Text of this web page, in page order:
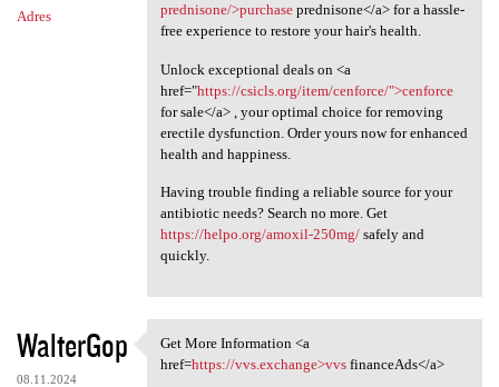
Adres
prednisone/>purchaseprednisone</a> for a hassle-
free experience to restore your hair's health.
Unlock exceptional deals on <a
href="https://csicls.org/item/cenforce/">cenforce
for sale</a> , your optimal choice for removing
erectile dysfunction. Order yours now for enhanced
health and happiness.
Having trouble finding a reliable source for your
antibiotic needs? Search no more. Get
https://helpo.org/amoxil-250mg/safely and
quickly.
WalterGop
08.11.2024
Get More Information <a href
Get More Information <a
href=https://vvs.exchange>vvsfinanceAds</a>